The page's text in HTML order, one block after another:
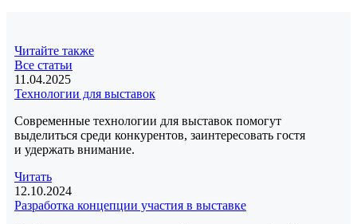
Читайте также
Все статьи
11.04.2025
Технологии для выставок
Современные технологии для выставок помогут
выделиться среди конкурентов, заинтересовать гостя
и удержать внимание.
Читать
12.10.2024
Разработка концепции участия в выставке